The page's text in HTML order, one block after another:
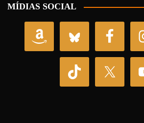
MÍDIAS SOCIAL